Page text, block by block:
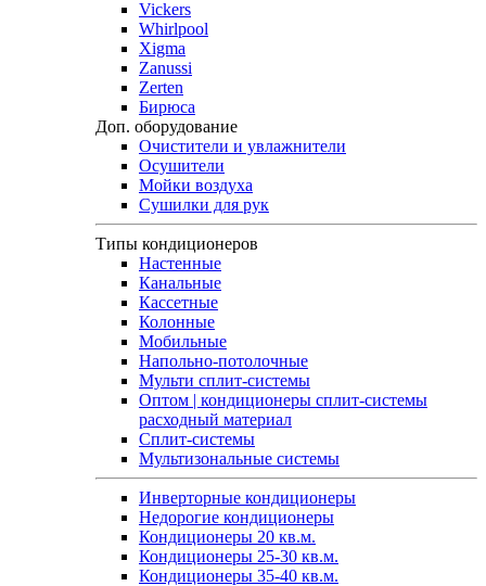
Vickers
Whirlpool
Xigma
Zanussi
Zerten
Бирюса
Доп. оборудование
Очистители и увлажнители
Осушители
Мойки воздуха
Сушилки для рук
Типы кондиционеров
Настенные
Канальные
Кассетные
Колонные
Мобильные
Напольно-потолочные
Мульти сплит-системы
Оптом | кондиционеры сплит-системы
расходный материал
Сплит-системы
Мультизональные системы
Инверторные кондиционеры
Недорогие кондиционеры
Кондиционеры 20 кв.м.
Кондиционеры 25-30 кв.м.
Кондиционеры 35-40 кв.м.